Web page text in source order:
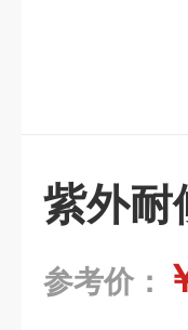
紫外耐
参考价：